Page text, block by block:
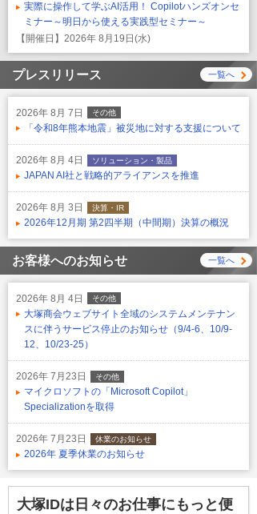
実際に操作して学ぶAI活用！ Copilotハンズオンセ
ミナー～明日から使える実践型セミナー～
【開催日】 2026年 8月19日(水)
プレスリリース 一覧へ
2026年 8月 7日 その他
「令和8年熊本地震」被災地に対する支援について
2026年 8月 4日 ソリューション・製品
JAPAN AI社と戦略的アライアンスを推進
2026年 8月 3日 決算・IR
2026年12月期 第2四半期（中間期）決算の概況
お客様へのお知らせ 一覧へ
2026年 8月 4日 その他
大塚商会ウェブサイト全域のシステムメンテナン
スに伴うサービス停止のお知らせ（9/4-6、10/9-
12、10/23-25）
2026年 7月23日 その他
マイクロソフトの「Microsoft Copilot」
Specializationを取得
2026年 7月23日 休業のお知らせ
2026年 夏季休業のお知らせ
大塚IDは日々のお仕事にもっと便